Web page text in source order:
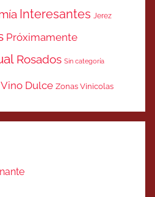
Interesantes Jerez
Próximamente
Rosados Sin categoría
Vino Dulce Zonas Vinicolas